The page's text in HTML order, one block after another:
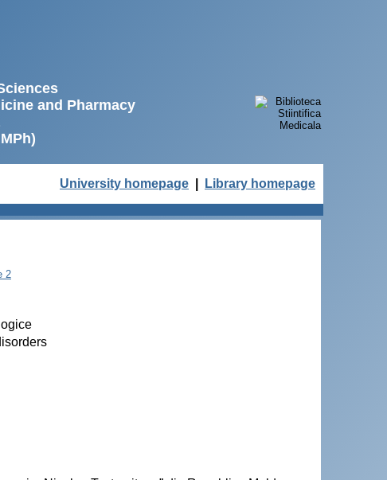
and Pharmacy
University homepage Library homepage
2